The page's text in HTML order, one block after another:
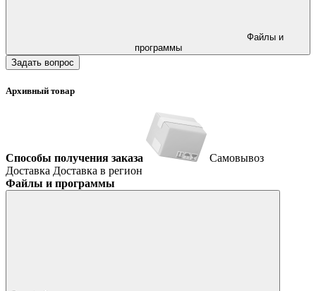
программы
Задать вопрос
Архивный товар
Способы получения заказа
Самовывоз
Доставка Доставка в регион
Файлы и программы